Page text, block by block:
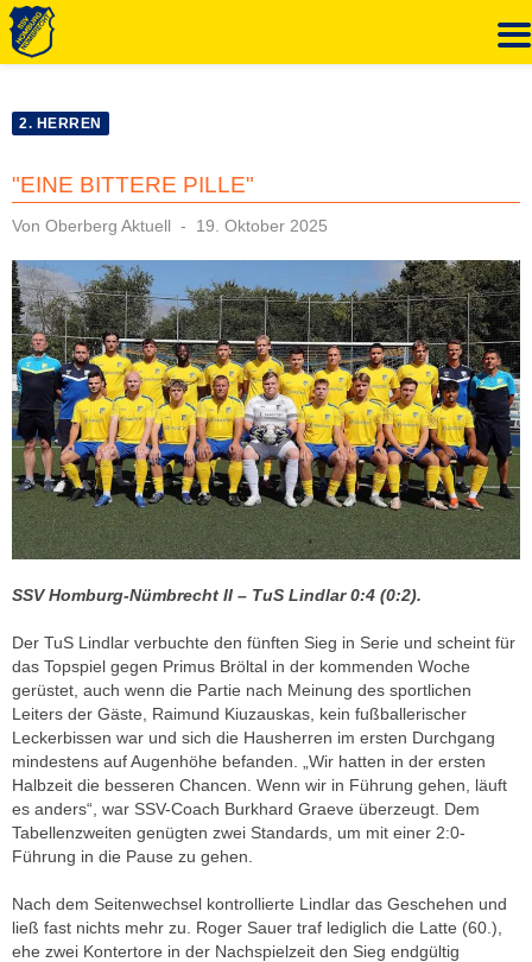
Inhalt
2. HERREN
"EINE BITTERE PILLE"
Von Oberberg Aktuell
Veröffentlicht
19. Oktober 2025
SSV Homburg-Nümbrecht II – TuS Lindlar 0:4 (0:2).
Der TuS Lindlar verbuchte den fünften Sieg in Serie und scheint für
das Topspiel gegen Primus Bröltal in der kommenden Woche
gerüstet, auch wenn die Partie nach Meinung des sportlichen
Leiters der Gäste, Raimund Kiuzauskas, kein fußballerischer
Leckerbissen war und sich die Hausherren im ersten Durchgang
mindestens auf Augenhöhe befanden. „Wir hatten in der ersten
Halbzeit die besseren Chancen. Wenn wir in Führung gehen, läuft
es anders“, war SSV-Coach Burkhard Graeve überzeugt. Dem
Tabellenzweiten genügten zwei Standards, um mit einer 2:0-
Führung in die Pause zu gehen.
Nach dem Seitenwechsel kontrollierte Lindlar das Geschehen und
ließ fast nichts mehr zu. Roger Sauer traf lediglich die Latte (60.),
ehe zwei Kontertore in der Nachspielzeit den Sieg endgültig